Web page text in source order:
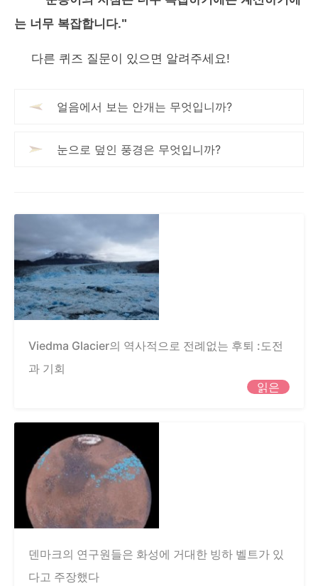
는 너무 복잡합니다."
다른 퀴즈 질문이 있으면 알려주세요!
얼음에서 보는 안개는 무엇입니까?
눈으로 덮인 풍경은 무엇입니까?
Viedma Glacier의 역사적으로 전례없는 후퇴 :도전
과 기회
읽은
덴마크의 연구원들은 화성에 거대한 빙하 벨트가 있
다고 주장했다